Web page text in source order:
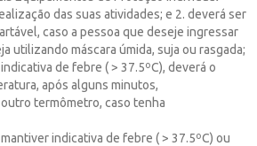
das suas atividades; e 2. deverá ser
caso a pessoa que deseje ingressar
utilizando máscara úmida, suja ou rasgada;
de febre ( > 37.5ºC), deverá o
após alguns minutos,
termômetro, caso tenha
indicativa de febre ( > 37.5ºC) ou